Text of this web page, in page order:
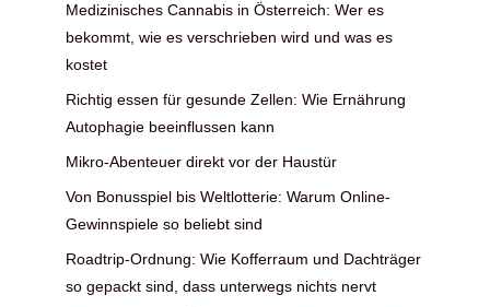
Medizinisches Cannabis in Österreich: Wer es
bekommt, wie es verschrieben wird und was es
kostet
Richtig essen für gesunde Zellen: Wie Ernährung
Autophagie beeinflussen kann
Mikro-Abenteuer direkt vor der Haustür
Von Bonusspiel bis Weltlotterie: Warum Online-
Gewinnspiele so beliebt sind
Roadtrip-Ordnung: Wie Kofferraum und Dachträger
so gepackt sind, dass unterwegs nichts nervt